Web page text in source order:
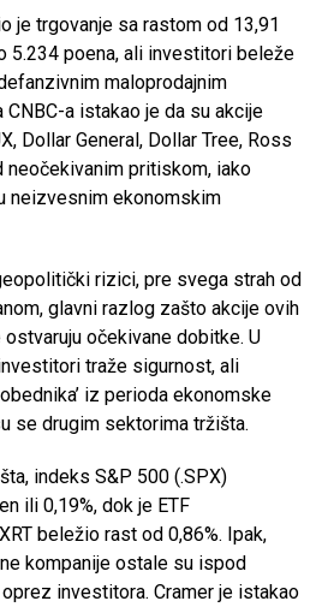
je trgovanje sa rastom od 13,91
5.234 poena, ali investitori beleže
maloprodajnim
CNBC-a istakao je da su akcije
Dollar General, Dollar Tree, Ross
pritiskom, iako
neizvesnim ekonomskim
rizici, pre svega strah od
glavni razlog zašto akcije ovih
ostvaruju očekivane dobitke. U
traže sigurnost, ali
iz perioda ekonomske
se drugim sektorima tržišta.
indeks S&P 500 (.SPX)
ili 0,19%, dok je ETF
beležio rast od 0,86%. Ipak,
kompanije ostale su ispod
investitora. Cramer je istakao